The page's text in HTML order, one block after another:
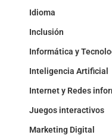
Idioma
Inclusión
Informática y
Inteligencia Artificial
Internet y Redes
Juegos interactivos
Marketing Digital